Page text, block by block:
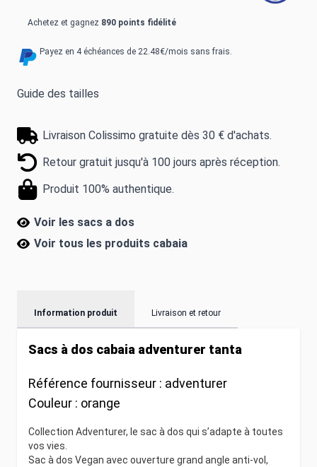
Achetez et gagnez 890 points fidélité
Payez en 4 échéances de 22.48€/mois sans frais.
Guide des tailles
Livraison Colissimo gratuite dès 30 € d'achats.
Retour gratuit jusqu'à 100 jours après réception.
Produit 100% authentique.
Voir les sacs a dos
Voir tous les produits cabaia
Information produit Livraison et retour
Sacs à dos cabaia adventurer tanta
Référence fournisseur : adventurer
Couleur : orange
Collection Adventurer, le sac à dos qui s’adapte à toutes
vos vies.
Sac à dos Vegan avec ouverture grand angle anti-vol,